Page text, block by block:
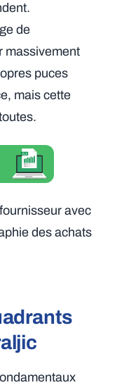
de
massivement
puces
mais cette
avec
des achats